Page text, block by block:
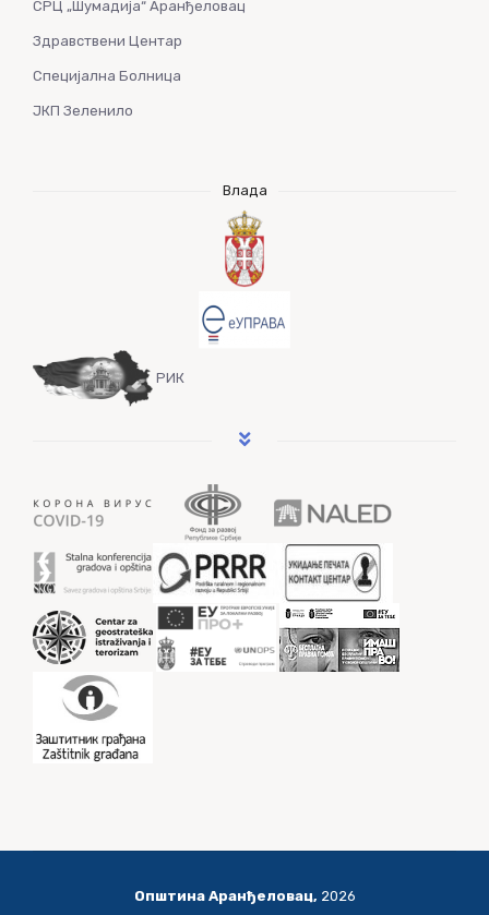
СРЦ „Шумадија“ Аранђеловац
Здравствени Центар
Специјална Болница
ЈКП Зеленило
Влада
РИК
Општина Аранђеловац, 2026